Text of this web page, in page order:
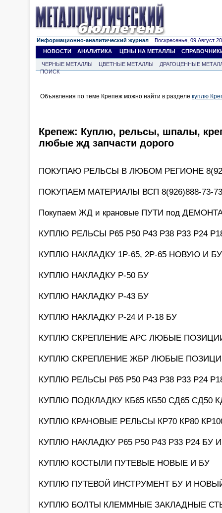
Информационно-аналитический журнал Воскресенье, 09 Август
НОВОСТИ
АНАЛИТИКА ЦЕНЫ НА МЕТАЛЛЫ
ЧЕРНЫЕ МЕТАЛЛЫ ЦВЕТНЫЕ МЕТАЛЛЫ
ДРАГОЦЕННЫЕ
ПОИСК
Объявления по теме Крепеж можно найти в разделе куплю
Крепеж: Куплю, рельсы, шпалы,
любые жд запчасти дорого
ПОКУПАЮ РЕЛЬСЫ В ЛЮБОМ РЕГИОНЕ
ПОКУПАЕМ МАТЕРИАЛЫ ВСП 8(926)888-73-
Покупаем ЖД и крановые ПУТИ под
КУПЛЮ РЕЛЬСЫ Р65 Р50 Р43 Р38 Р33 Р24
КУПЛЮ НАКЛАДКУ 1Р-65, 2Р-65 НОВУЮ И БУ
КУПЛЮ НАКЛАДКУ Р-50 БУ
КУПЛЮ НАКЛАДКУ Р-43 БУ
КУПЛЮ НАКЛАДКУ Р-24 И Р-18 БУ
КУПЛЮ СКРЕПЛЕНИЕ АРС ЛЮБЫЕ
КУПЛЮ СКРЕПЛЕНИЕ ЖБР ЛЮБЫЕ
КУПЛЮ РЕЛЬСЫ Р65 Р50 Р43 Р38 Р33 Р24
КУПЛЮ ПОДКЛАДКУ КБ65 КБ50 СД65 СД50
КУПЛЮ КРАНОВЫЕ РЕЛЬСЫ КР70 КР80
КУПЛЮ НАКЛАДКУ Р65 Р50 Р43 Р33 Р24 БУ
КУПЛЮ КОСТЫЛИ ПУТЕВЫЕ НОВЫЕ И БУ
КУПЛЮ ПУТЕВОЙ ИНСТРУМЕНТ БУ И
КУПЛЮ БОЛТЫ КЛЕММНЫЕ ЗАКЛАДНЫЕ